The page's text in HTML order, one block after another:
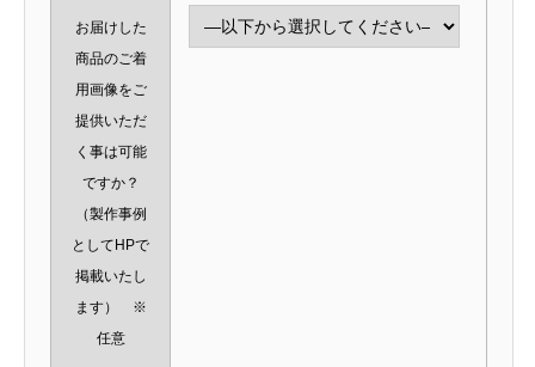
お届けした
商品のご着
用画像をご
提供いただ
く事は可能
ですか？
（製作事例
としてHPで
掲載いたし
ます） ※
任意